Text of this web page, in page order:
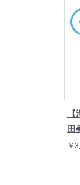
田
￥